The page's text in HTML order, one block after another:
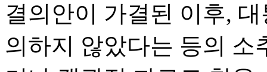
결의안이 가결된 이후,
의하지 않았다는 등의 소